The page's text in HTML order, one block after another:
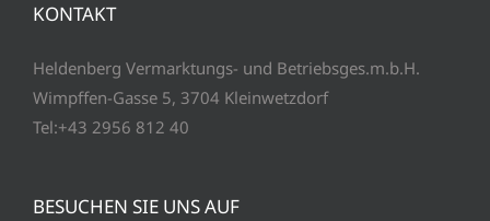
KONTAKT
Heldenberg Vermarktungs- und Betriebsges.m.b.H.
Wimpffen-Gasse 5, 3704 Kleinwetzdorf
Tel:+43 2956 812 40
BESUCHEN SIE UNS AUF